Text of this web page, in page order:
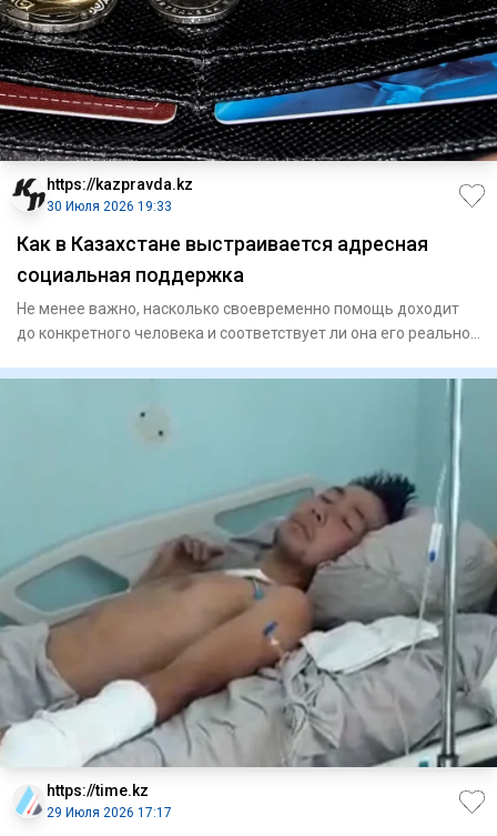
https://kazpravda.kz
30 Июля 2026 19:33
Как в Казахстане выстраивается адресная
социальная поддержка
Не менее важно, насколько своевременно помощь доходит
до конкретного человека и соответствует ли она его реальной
https://time.kz
29 Июля 2026 17:17